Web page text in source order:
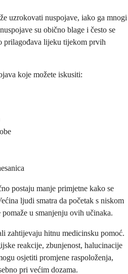
uzrokovati nuspojave, iako ga mnogi
su obično blage i često se
prilagođava lijeku tijekom prvih
koje možete iskusiti:
postaju manje primjetne kako se
ljudi smatra da početak s niskom
u smanjenju ovih učinaka.
zahtijevaju hitnu medicinsku pomoć.
reakcije, zbunjenost, halucinacije
osjetiti promjene raspoloženja,
pri većim dozama.